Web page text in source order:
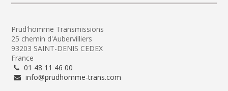
Prud'homme Transmissions
25 chemin d'Aubervilliers
93203 SAINT-DENIS CEDEX
France
01 48 11 46 00
info@prudhomme-trans.com